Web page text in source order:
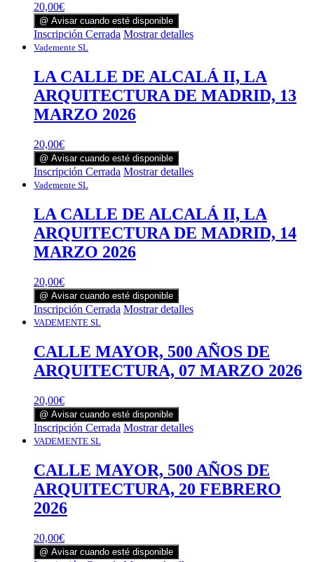
20,00€
@ Avisar cuando esté disponible
Inscripción Cerrada Mostrar detalles
Vademente SL
LA CALLE DE ALCALÁ II, LA
ARQUITECTURA DE MADRID, 13
MARZO 2026
20,00€
@ Avisar cuando esté disponible
Inscripción Cerrada Mostrar detalles
Vademente SL
LA CALLE DE ALCALÁ II, LA
ARQUITECTURA DE MADRID, 14
MARZO 2026
20,00€
@ Avisar cuando esté disponible
Inscripción Cerrada Mostrar detalles
VADEMENTE SL
CALLE MAYOR, 500 AÑOS DE
ARQUITECTURA, 07 MARZO 2026
20,00€
@ Avisar cuando esté disponible
Inscripción Cerrada Mostrar detalles
VADEMENTE SL
CALLE MAYOR, 500 AÑOS DE
ARQUITECTURA, 20 FEBRERO
2026
20,00€
@ Avisar cuando esté disponible